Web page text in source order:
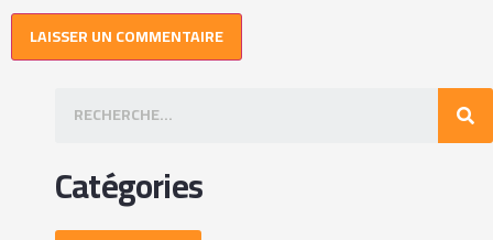
Catégories